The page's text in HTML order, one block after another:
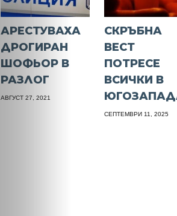
АРЕСТУВАХА
ДРОГИРАН
ШОФЬОР В
РАЗЛОГ
АВГУСТ 27, 2021
СКРЪБНА
ВЕСТ
ПОТРЕСЕ
ВСИЧКИ В
СЕПТЕМВРИ 11, 2025